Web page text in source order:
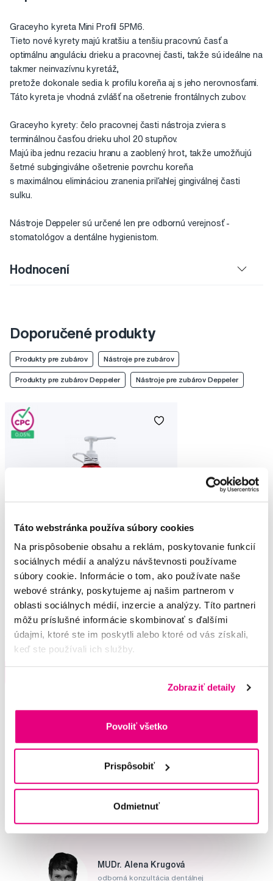
Táto webstránka používa súbory cookies
Na prispôsobenie obsahu a reklám, poskytovanie funkcií
sociálnych médií a analýzu návštevnosti používame
súbory cookie. Informácie o tom, ako používate naše
webové stránky, poskytujeme aj našim partnerom v
oblasti sociálnych médií, inzercie a analýzy. Títo partneri
môžu príslušné informácie skombinovať s ďalšími
údajmi, ktoré ste im poskytli alebo ktoré od vás získali,
keď ste používali ich služby.
Zobraziť detaily
Povoliť všetko
Prispôsobiť
Odmietnuť
Graceyho kyreta Mini Profil 5PM6.
Tieto nové kyrety majú kratšiu a tenšiu pracovnú časť a
optimálnu anguláciu drieku a pracovnej časti, takže sú ideálne na
takmer neinvazívnu kyretáž,
pretože dokonale sedia k profilu koreňa aj s jeho nerovnosťami.
Táto kyreta je vhodná zvlášť na ošetrenie frontálnych zubov.
Graceyho kyrety: čelo pracovnej časti nástroja zviera s
terminálnou časťou drieku uhol 20 stupňov.
Majú iba jednu rezaciu hranu a zaoblený hrot, takže umožňujú
šetrné subgingiválne ošetrenie povrchu koreňa
s maximálnou elimináciou zranenia priľahlej gingiválnej časti
sulku.
Nástroje Deppeler sú určené len pre odbornú verejnosť -
stomatológov a dentálne hygienistom.
Hodnocení
Doporučené produkty
Produkty pre zubárov Nástroje pre zubárov
Produkty pre zubárov Deppeler Nástroje pre zubárov Deppeler
GUM Paroex ústny výplach (CHX 0,12 %
54,35 €
5,0 /5 (20x)
Napište našim odborníkům
MUDr. Alena Krugová
odborná konzultácia dentálnej